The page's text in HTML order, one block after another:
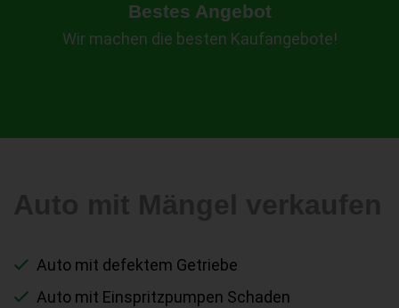
Bestes Angebot
Wir machen die besten Kaufangebote!
Auto mit defektem Getriebe
Auto mit Einspritzpumpen Schaden